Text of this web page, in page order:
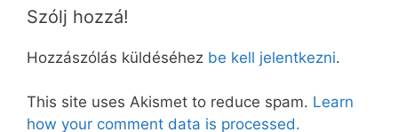
Szólj hozzá!
Hozzászólás küldéséhez be kell jelentkezni.
This site uses Akismet to reduce spam. Learn
how your comment data is processed.